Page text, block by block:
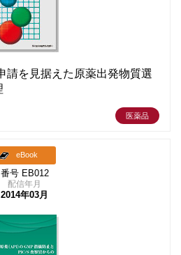
を見据えた原薬出発物質選
医薬品
eBook
番号 EB012
配信年月
2014年03月